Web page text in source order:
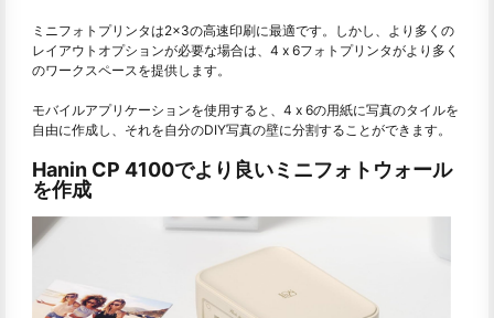
ミニフォトプリンタは2×3の高速印刷に最適です。しかし、より多くの
レイアウトオプションが必要な場合は、4 x 6フォトプリンタがより多く
のワークスペースを提供します。
モバイルアプリケーションを使用すると、4 x 6の用紙に写真のタイルを
自由に作成し、それを自分のDIY写真の壁に分割することができます。
Hanin CP 4100でより良いミニフォトウォール
を作成